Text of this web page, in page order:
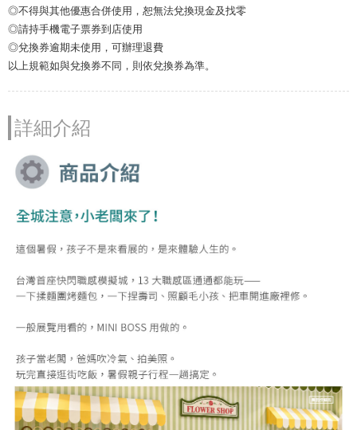
◎不得與其他優惠合併使用，恕無法兌換現金及找零
◎請持手機電子票券到店使用
◎兌換券逾期未使用，可辦理退費
以上規範如與兌換券不同，則依兌換券為準。
詳細介紹